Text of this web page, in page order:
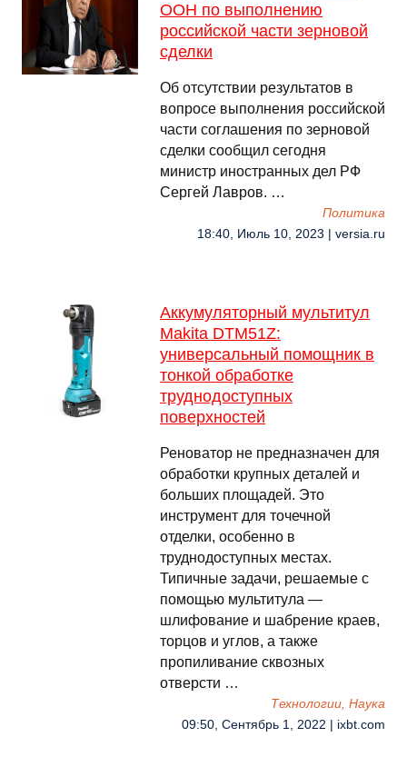
ООН по выполнению
российской части зерновой
сделки
Об отсутствии результатов в
вопросе выполнения российской
части соглашения по зерновой
сделки сообщил сегодня
министр иностранных дел РФ
Сергей Лавров. …
Политика
18:40, Июль 10, 2023 | versia.ru
Аккумуляторный мультитул
Makita DTM51Z:
универсальный помощник в
тонкой обработке
труднодоступных
поверхностей
Реноватор не предназначен для
обработки крупных деталей и
больших площадей. Это
инструмент для точечной
отделки, особенно в
труднодоступных местах.
Типичные задачи, решаемые с
помощью мультитула —
шлифование и шабрение краев,
торцов и углов, а также
пропиливание сквозных
отверсти …
Технологии, Наука
09:50, Сентябрь 1, 2022 | ixbt.com